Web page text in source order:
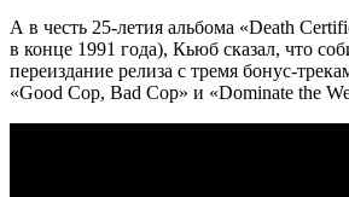
А в честь 25-летия альбома «Death
в конце 1991 года), Кьюб сказал, что
переиздание релиза с тремя бонус-
«Good Cop, Bad Cop» и «Dominate the